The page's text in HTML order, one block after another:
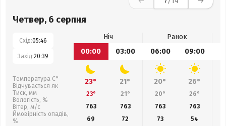
Четвер, 6 серпня
Схід:05:46
Захід:20:39
Температура С°
Відчувається як
Тиск, мм
Вологість, %
Вітер, м/с
Ймовірність опадів,
%
Ніч
Ранок
00:00
03:00 06:00 09:00
23° 21° 20° 26°
23° 21° 20° 26°
763
763 763 763
69
72 73 54